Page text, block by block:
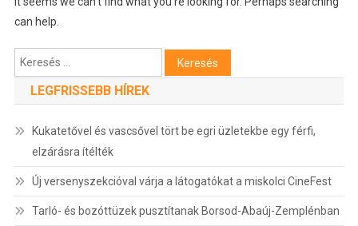
can help.
Keresés:
LEGFRISSEBB HÍREK
Kukatetővel és vascsővel tört be egri üzletekbe egy férfi,
elzárásra ítélték
Új versenyszekcióval várja a látogatókat a miskolci CineFest
Tarló- és bozóttüzek pusztítanak Borsod-Abaúj-Zemplénban